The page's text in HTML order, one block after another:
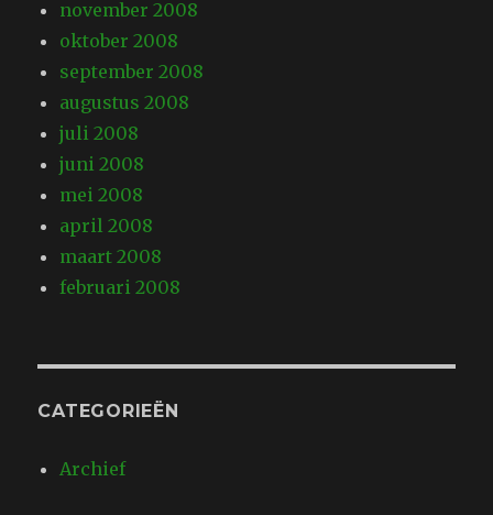
november 2008
oktober 2008
september 2008
augustus 2008
juli 2008
juni 2008
mei 2008
april 2008
maart 2008
februari 2008
CATEGORIEËN
Archief